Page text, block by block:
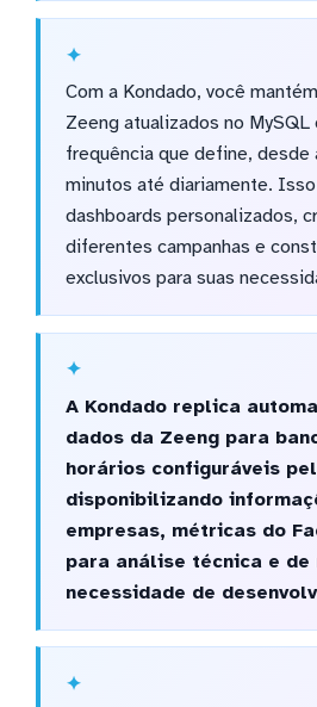
Com a Kondado, você
Zeeng atualizados no MySQL
frequência que define, desde
minutos até diariamente.
dashboards personalizados,
diferentes campanhas e
exclusivos para suas
A Kondado replica
dados da Zeeng para
horários configuráveis
disponibilizando
empresas, métricas do
para análise técnica e de
necessidade de